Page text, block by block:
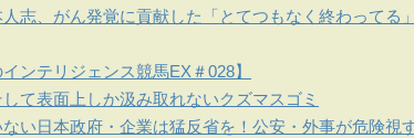
志、がん発覚に貢献した「とてつもなく終わってる
ンテリジェンス競馬EX＃028】
て表面上しか汲み取れないクズマスゴミ
い日本政府・企業は猛反省を！公安・外事が危険視